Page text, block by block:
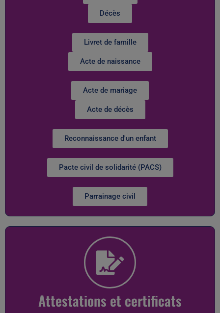
Décès
Livret de famille
Acte de naissance
Acte de mariage
Acte de décès
Reconnaissance d'un enfant
Pacte civil de solidarité (PACS)
Parrainage civil
Attestations et certificats